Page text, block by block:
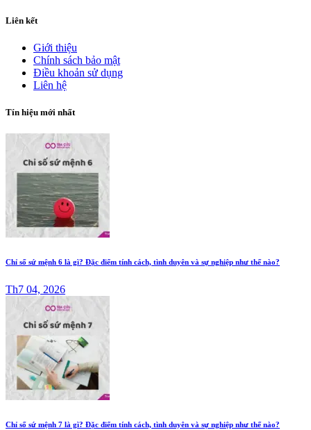
Liên kết
Giới thiệu
Chính sách bảo mật
Điều khoản sử dụng
Liên hệ
Tín hiệu mới nhất
Chỉ số sứ mệnh 6 là gì? Đặc điểm tính cách, tình duyên và sự nghiệp như thế nào?
Th7 04, 2026
Chỉ số sứ mệnh 7 là gì? Đặc điểm tính cách, tình duyên và sự nghiệp như thế nào?